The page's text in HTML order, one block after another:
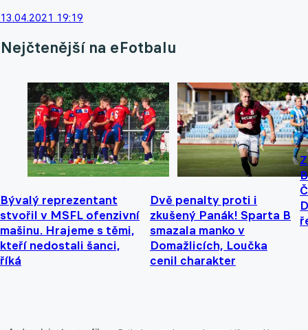
13.04.2021 19:19
Nejčtenější na eFotbalu
Bývalý reprezentant
stvořil v MSFL ofenzivní
mašinu. Hrajeme s těmi,
kteří nedostali šanci,
říká
Dvě penalty proti i
zkušený Panák! Sparta B
smazala manko v
Domažlicích, Loučka
cenil charakter